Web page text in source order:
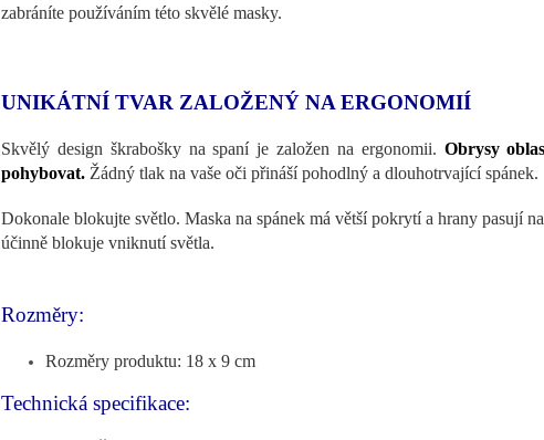
zabráníte používáním této skvělé masky.
UNIKÁTNÍ TVAR ZALOŽENÝ NA ERGONOMIÍ
Skvělý design škrabošky na spaní je založen na ergonomii. Obrysy
pohybovat. Žádný tlak na vaše oči přináší pohodlný a dlouhotrvající spánek.
Dokonale blokujte světlo. Maska na spánek má větší pokrytí a hrany pasují
účinně blokuje vniknutí světla.
Rozměry:
Rozměry produktu: 18 x 9 cm
Technická specifikace: